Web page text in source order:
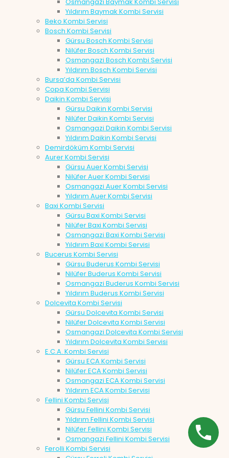
Osmangazi Baymak Kombi Servisi
Yıldırım Baymak Kombi Servisi
Beko Kombi Servisi
Bosch Kombi Servisi
Gürsu Bosch Kombi Servisi
Nilüfer Bosch Kombi Servisi
Osmangazi Bosch Kombi Servisi
Yıldırım Bosch Kombi Servisi
Bursa’da Kombi Servisi
Copa Kombi Servisi
Daikin Kombi Servisi
Gürsu Daikin Kombi Servisi
Nilüfer Daikin Kombi Servisi
Osmangazi Daikin Kombi Servisi
Yıldırım Daikin Kombi Servisi
Demirdöküm Kombi Servisi
Aurer Kombi Servisi
Gürsu Auer Kombi Servisi
Nilüfer Auer Kombi Servisi
Osmangazi Auer Kombi Servisi
Yıldırım Auer Kombi Servisi
Baxi Kombi Servisi
Gürsu Baxi Kombi Servisi
Nilüfer Baxi Kombi Servisi
Osmangazi Baxi Kombi Servisi
Yıldırım Baxi Kombi Servisi
Bucerus Kombi Servisi
Gürsu Buderus Kombi Servisi
Nilüfer Buderus Kombi Servisi
Osmangazi Buderus Kombi Servisi
Yıldırım Buderus Kombi Servisi
Dolcevita Kombi Servisi
Gürsu Dolcevita Kombi Servisi
Nilüfer Dolcevita Kombi Servisi
Osmangazi Dolcevita Kombi Servisi
Yıldırım Dolcevita Kombi Servisi
E.C.A. Kombi Servisi
Gürsu ECA Kombi Servisi
Nilüfer ECA Kombi Servisi
Osmangazi ECA Kombi Servisi
Yıldırım ECA Kombi Servisi
Fellini Kombi Servisi
Gürsu Fellini Kombi Servisi
Yıldırım Fellini Kombi Servisi
Nilüfer Fellini Kombi Servisi
Osmangazi Fellini Kombi Servisi
Ferolli Kombi Servisi